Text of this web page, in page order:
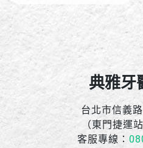
典雅牙
台北市信義
（東門捷運
客服專線：